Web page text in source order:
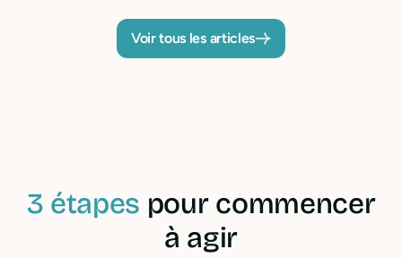
Voir tous les articles
3 étapes pour commencer
à agir